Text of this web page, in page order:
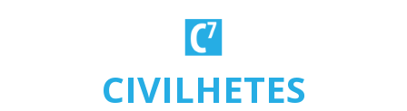
CIVILHETES